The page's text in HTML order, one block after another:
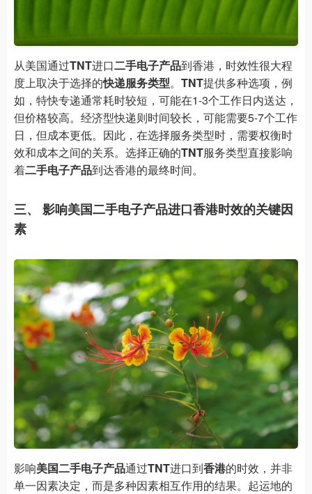
从美国通过TNT进口二手电子产品到香港，时效性很大程
度上取决于选择的快递服务类型。 TNT提供多种选项，例
如，特快专递通常耗时较短，可能在1-3个工作日内送达，
但价格较高。经济型快递则时间较长，可能需要5-7个工作
日，但成本更低。因此，在选择服务类型时，需要权衡时
效和成本之间的关系。选择正确的TNT服务类型直接影响
着二手电子产品到达香港的最终时间。
三、 影响美国二手电子产品进口香港时效的关键因
素
影响美国二手电子产品通过TNT进口到香港的时效，并非
单一因素决定，而是多种因素相互作用的结果。起运地的